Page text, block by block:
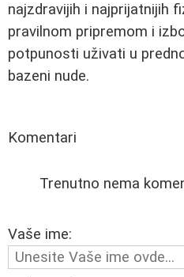
najzdravijih i najprijatnijih
pravilnom pripremom i
potpunosti uživati u
bazeni nude.
Komentari
Trenutno nema
Vaše ime: